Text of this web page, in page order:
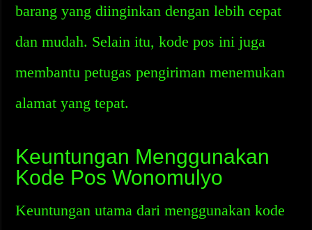
barang yang diinginkan dengan lebih cepat
dan mudah. Selain itu, kode pos ini juga
membantu petugas pengiriman menemukan
alamat yang tepat.
Keuntungan Menggunakan
Kode Pos Wonomulyo
Keuntungan utama dari menggunakan kode